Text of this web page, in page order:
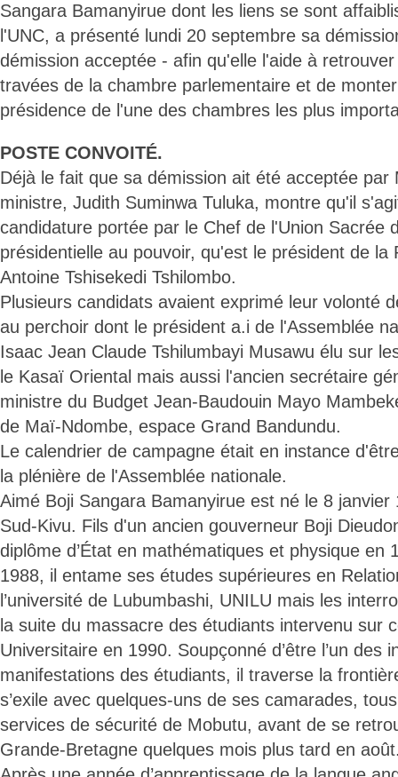
Sangara Bamanyirue dont les liens se sont
l'UNC, a présenté lundi 20 septembre sa
démission acceptée - afin qu'elle l'aide à
travées de la chambre parlementaire et de
présidence de l'une des chambres les plus
POSTE CONVOITÉ.
Déjà le fait que sa démission ait été acceptée par
ministre, Judith Suminwa Tuluka, montre qu'il
candidature portée par le Chef de l'Union Sacrée
présidentielle au pouvoir, qu'est le président de la
Antoine Tshisekedi Tshilombo.
Plusieurs candidats avaient exprimé leur volonté
au perchoir dont le président a.i de l'Assemblée
Isaac Jean Claude Tshilumbayi Musawu élu sur
le Kasaï Oriental mais aussi l'ancien secrétaire
ministre du Budget Jean-Baudouin Mayo
de Maï-Ndombe, espace Grand Bandundu.
Le calendrier de campagne était en instance
la plénière de l'Assemblée nationale.
Aimé Boji Sangara Bamanyirue est né le 8 janvier
Sud-Kivu. Fils d'un ancien gouverneur Boji
diplôme d’État en mathématiques et physique en
1988, il entame ses études supérieures en
l’université de Lubumbashi, UNILU mais les
la suite du massacre des étudiants intervenu sur
Universitaire en 1990. Soupçonné d’être l’un des
manifestations des étudiants, il traverse la
s’exile avec quelques-uns de ses camarades,
services de sécurité de Mobutu, avant de se
Grande-Bretagne quelques mois plus tard en